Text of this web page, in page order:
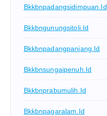
Bkkbnpadangsidimpuan.id
Bkkbngunungsitoli.id
Bkkbnpadangpanjang.id
Bkkbnsungaipenuh.id
Bkkbnprabumulih.id
Bkkbnpagaralam.id